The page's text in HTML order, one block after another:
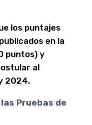
los puntajes
en la
puntos) y
al
2024.
Pruebas de